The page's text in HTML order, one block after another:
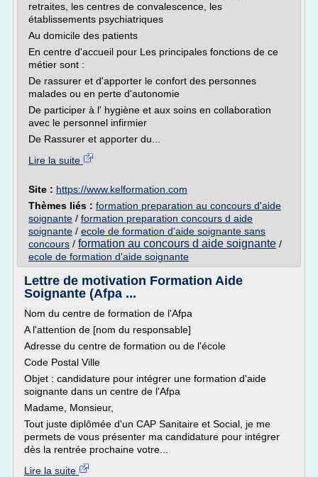
retraites, les centres de convalescence, les
établissements psychiatriques
Au domicile des patients
En centre d'accueil pour Les principales fonctions de ce
métier sont :
De rassurer et d'apporter le confort des personnes
malades ou en perte d'autonomie
De participer à l' hygiène et aux soins en collaboration
avec le personnel infirmier
De Rassurer et apporter du...
Lire la suite
Site : https://www.kelformation.com
Thèmes liés : formation preparation au concours d'aide
soignante / formation preparation concours d aide
soignante / ecole de formation d'aide soignante sans
concours / formation au concours d aide soignante /
ecole de formation d'aide soignante
Lettre de motivation Formation Aide
Soignante (Afpa ...
Nom du centre de formation de l'Afpa
A l'attention de [nom du responsable]
Adresse du centre de formation ou de l'école
Code Postal Ville
Objet : candidature pour intégrer une formation d'aide
soignante dans un centre de l'Afpa
Madame, Monsieur,
Tout juste diplômée d'un CAP Sanitaire et Social, je me
permets de vous présenter ma candidature pour intégrer
dès la rentrée prochaine votre...
Lire la suite